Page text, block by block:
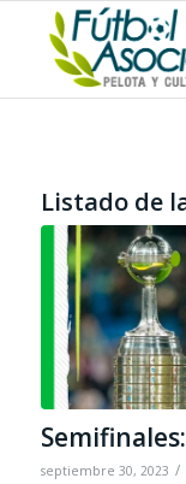
Listado de
septiembre 30, 2023 /